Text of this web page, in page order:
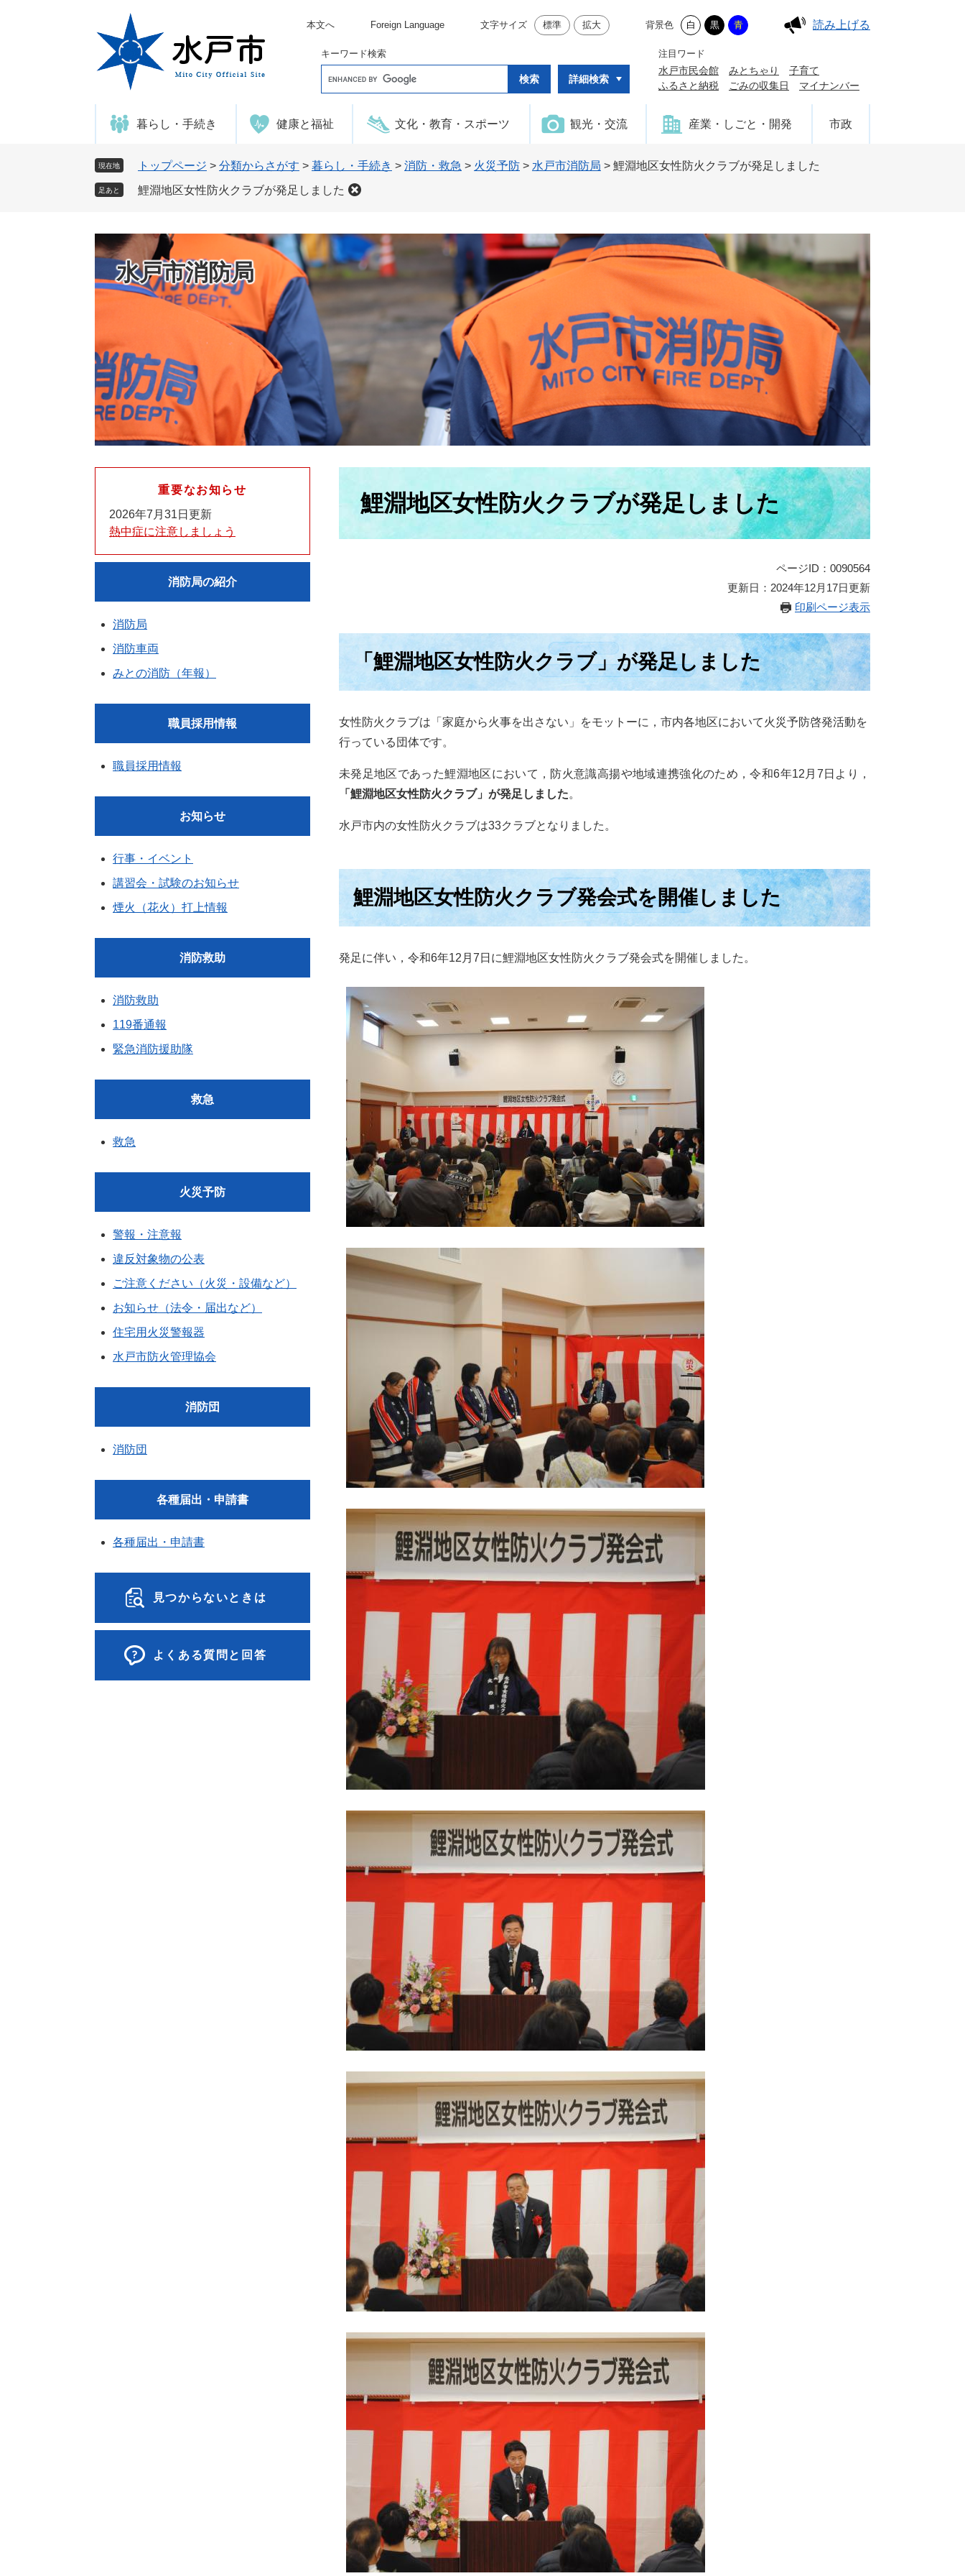
本文へ Foreign Language 文字サイズ 標準 拡大 背景色 白 黒 青 読み上げる
キーワード検索
o
e
タ
ム
検
索
詳細検索
注目ワード
水戸市民会館 みとちゃり
子育て
ふるさと納税
ごみの収集日 マイナンバー
暮らし・手続き 健康と福祉 文化・教育・スポーツ 観光・交流 産業・しごと・開発 市政
現在地 トップページ > 分類からさがす > 暮らし・手続き > 消防・救急 > 火災予防 > 水戸市消防局 > 鯉淵地区女性防火クラブが発足しました
足あと 鯉淵地区女性防火クラブが発足しました
水戸市消防局
鯉淵地区女性防火クラブが発足しました
ページID：0090564
更新日：2024年12月17日更新
印刷ページ表示
「鯉淵地区女性防火クラブ」が発足しました
女性防火クラブは「家庭から火事を出さない」をモットーに，市内各地区において火災予防啓発活動を
行っている団体です。
未発足地区であった鯉淵地区において，防火意識高揚や地域連携強化のため，令和6年12月7日より，
「鯉淵地区女性防火クラブ」が発足しました。
水戸市内の女性防火クラブは33クラブとなりました。
鯉淵地区女性防火クラブ発会式を開催しました
発足に伴い，令和6年12月7日に鯉淵地区女性防火クラブ発会式を開催しました。
重要なお知らせ
2026年7月31日更新
熱中症に注意しましょう
消防局の紹介
消防局
消防車両
みとの消防（年報）
職員採用情報
職員採用情報
お知らせ
行事・イベント
講習会・試験のお知らせ
煙火（花火）打上情報
消防救助
消防救助
119番通報
緊急消防援助隊
救急
救急
火災予防
警報・注意報
違反対象物の公表
ご注意ください（火災・設備など）
お知らせ（法令・届出など）
住宅用火災警報器
水戸市防火管理協会
消防団
消防団
各種届出・申請書
各種届出・申請書
見つからないときは
よくある質問と回答